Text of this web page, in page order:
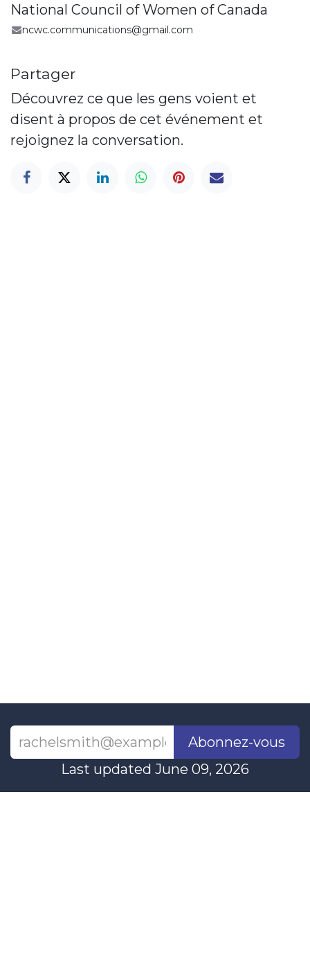
National Council of Women of Canada
ncwc.communications@gmail.com
Partager
Découvrez ce que les gens voient et
disent à propos de cet événement et
rejoignez la conversation.
Abonnez-vous
Last updated June 09, 2026